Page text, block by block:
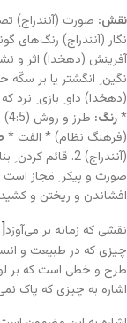
نقش: صورت (آنندراج)
نگار (آنندراج) رنگ‌های
آفرینش (دهخدا) اثر و
نگین ِ انگشتر یا بر
(دهخدا) داو ِ بازی ِ نرد
*رنگ:
(فرهنگ نظام) * الفت *
صورت و پیکر ِ مَجاز است
افشاندن و ریختن و
نقشی که زمانه بر می‌آورَد[1]
چیزی که در طبیعت و
طرح و خطی است که بر
اشاره به چیزی که پاک